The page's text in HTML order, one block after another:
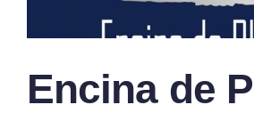
Encina de